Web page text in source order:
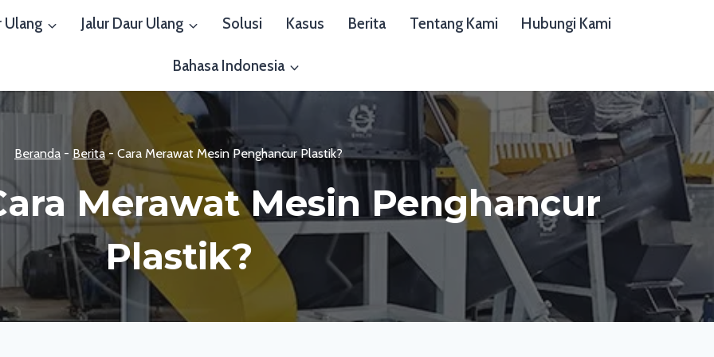
Ulang Jalur Daur Ulang Solusi Kasus Berita Tentang Kami Hubungi Kami
Bahasa Indonesia
Beranda - Berita- Cara Merawat Mesin Penghancur Plastik?
Merawat Mesin Penghancur
Plastik?